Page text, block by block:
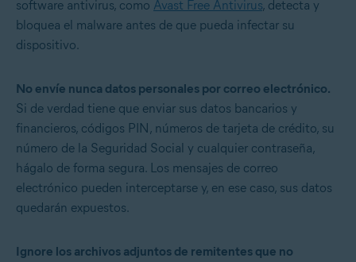
software antivirus, como Avast Free Antivirus, detecta y
bloquea el malware antes de que pueda infectar su
dispositivo.
No envíe nunca datos personales por correo electrónico.
Si de verdad tiene que enviar sus datos bancarios y
financieros, códigos PIN, números de tarjeta de crédito, su
número de la Seguridad Social y cualquier contraseña,
hágalo de forma segura. Los mensajes de correo
electrónico pueden interceptarse y, en ese caso, sus datos
quedarán expuestos.
Ignore los archivos adjuntos de remitentes que no